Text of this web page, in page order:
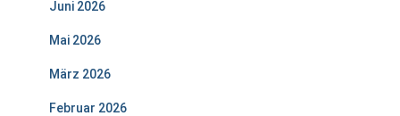
Juni 2026
Mai 2026
März 2026
Februar 2026